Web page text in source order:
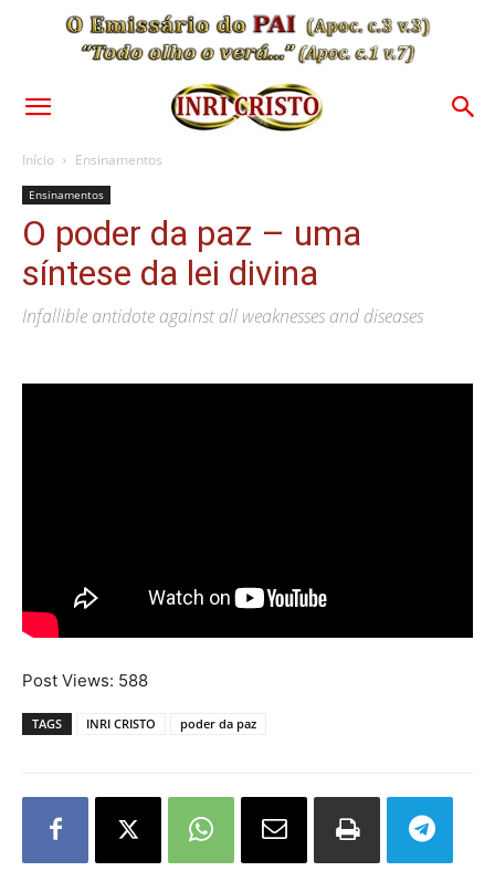
Início Ensinamentos
Ensinamentos
O poder da paz – uma
síntese da lei divina
Infallible antidote against all weaknesses and diseases
Post Views: 588
TAGS INRI CRISTO poder da paz